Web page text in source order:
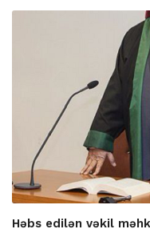
Həbs edilən vəkil